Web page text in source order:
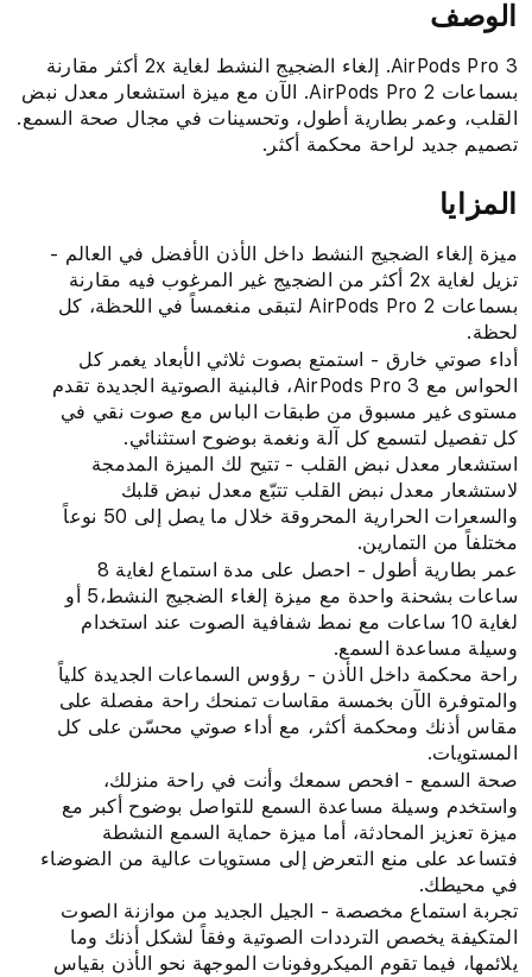
الوصف
AirPods Pro 3. إلغاء الضجيج النشط لغاية 2x أكثر مقارنة
بسماعات AirPods Pro 2‏. الآن مع ميزة استشعار معدل نبض
القلب، وعمر بطارية أطول، وتحسينات في مجال صحة السمع.
تصميم جديد لراحة محكمة أكثر.
المزايا
ميزة إلغاء الضجيج النشط داخل الأذن الأفضل في العالم -
تزيل لغاية 2x أكثر من الضجيج غير المرغوب فيه مقارنة
بسماعات AirPods Pro 2 لتبقى منغمساً في اللحظة، كل
لحظة.
أداء صوتي خارق - استمتع بصوت ثلاثي الأبعاد يغمر كل
الحواس مع AirPods Pro 3، فالبنية الصوتية الجديدة تقدم
مستوى غير مسبوق من طبقات الباس مع صوت نقي في
كل تفصيل لتسمع كل آلة ونغمة بوضوح استثنائي.
استشعار معدل نبض القلب - تتيح لك الميزة المدمجة
لاستشعار معدل نبض القلب تتبّع معدل نبض قلبك
والسعرات الحرارية المحروقة خلال ما يصل إلى 50 نوعاً
مختلفاً من التمارين.
عمر بطارية أطول - احصل على مدة استماع لغاية 8
ساعات بشحنة واحدة مع ميزة إلغاء الضجيج النشط،5 أو
لغاية 10 ساعات مع نمط شفافية الصوت عند استخدام
وسيلة مساعدة السمع.
راحة محكمة داخل الأذن - رؤوس السماعات الجديدة كلياً
والمتوفرة الآن بخمسة مقاسات تمنحك راحة مفصلة على
مقاس أذنك ومحكمة أكثر، مع أداء صوتي محسّن على كل
المستويات.
صحة السمع - افحص سمعك وأنت في راحة منزلك،
واستخدم وسيلة مساعدة السمع للتواصل بوضوح أكبر مع
ميزة تعزيز المحادثة، أما ميزة حماية السمع النشطة
فتساعد على منع التعرض إلى مستويات عالية من الضوضاء
في محيطك.
تجربة استماع مخصصة - الجيل الجديد من موازنة الصوت
المتكيفة يخصص الترددات الصوتية وفقاً لشكل أذنك وما
يلائمها، فيما تقوم الميكروفونات الموجهة نحو الأذن بقياس